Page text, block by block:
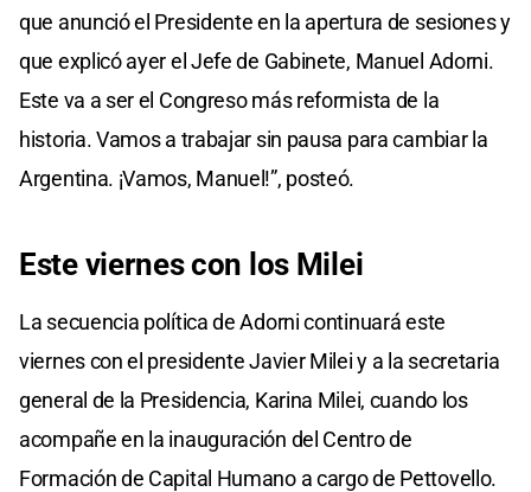
que anunció el Presidente en la apertura de sesiones y
que explicó ayer el Jefe de Gabinete, Manuel Adorni.
Este va a ser el Congreso más reformista de la
historia. Vamos a trabajar sin pausa para cambiar la
Argentina. ¡Vamos, Manuel!”, posteó.
Este viernes con los Milei
La secuencia política de Adorni continuará este
viernes con el presidente Javier Milei y a la secretaria
general de la Presidencia, Karina Milei, cuando los
acompañe en la inauguración del Centro de
Formación de Capital Humano a cargo de Pettovello.